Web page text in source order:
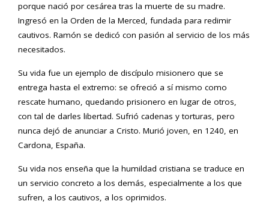
porque nació por cesárea tras la muerte de su madre.
Ingresó en la Orden de la Merced, fundada para redimir
cautivos. Ramón se dedicó con pasión al servicio de los más
necesitados.
Su vida fue un ejemplo de discípulo misionero que se
entrega hasta el extremo: se ofreció a sí mismo como
rescate humano, quedando prisionero en lugar de otros,
con tal de darles libertad. Sufrió cadenas y torturas, pero
nunca dejó de anunciar a Cristo. Murió joven, en 1240, en
Cardona, España.
Su vida nos enseña que la humildad cristiana se traduce en
un servicio concreto a los demás, especialmente a los que
sufren, a los cautivos, a los oprimidos.